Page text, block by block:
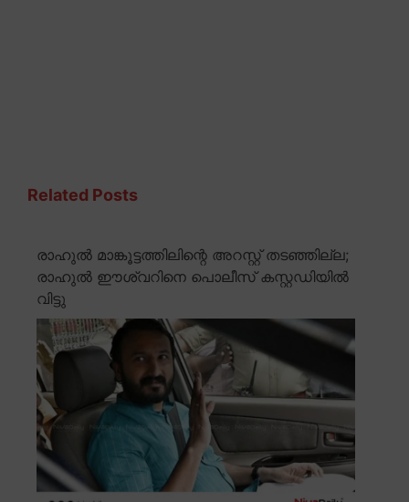
Related Posts
രാഹുൽ മാങ്കൂട്ടത്തിലിന്റെ അറസ്റ്റ് തടഞ്ഞില്ല;
രാഹുൽ ഈശ്വറിനെ പൊലീസ് കസ്റ്റഡിയിൽ
വിട്ടു